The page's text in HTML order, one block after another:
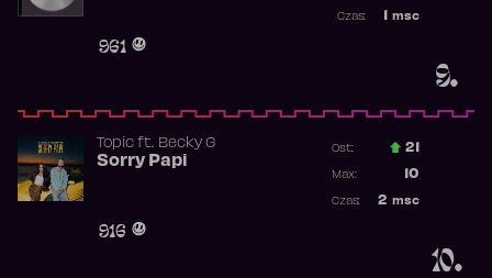
9.
961
msc
Czas:
10.
Topicft. Becky G
Sorry Papi
916
Ost.: 21
10
Max:
2 msc
Czas: